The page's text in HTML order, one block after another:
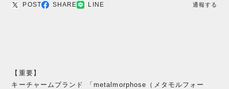
POST SHARE LINE 通報する
【重要】
キーチャームブランド 「metalmorphose（メタモルフォー